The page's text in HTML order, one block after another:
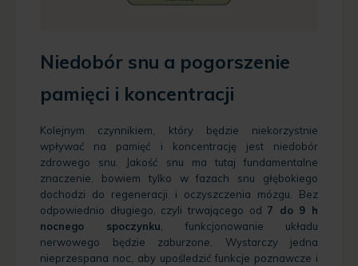
Niedobór snu a pogorszenie
pamięci i koncentracji
Kolejnym czynnikiem, który będzie niekorzystnie
wpływać na pamięć i koncentrację jest niedobór
zdrowego snu. Jakość snu ma tutaj fundamentalne
znaczenie, bowiem tylko w fazach snu głębokiego
dochodzi do regeneracji i oczyszczenia mózgu. Bez
odpowiednio długiego, czyli trwającego od 7 do 9 h
nocnego spoczynku , funkcjonowanie układu
nerwowego będzie zaburzone. Wystarczy jedna
nieprzespana noc, aby upośledzić funkcje poznawcze i